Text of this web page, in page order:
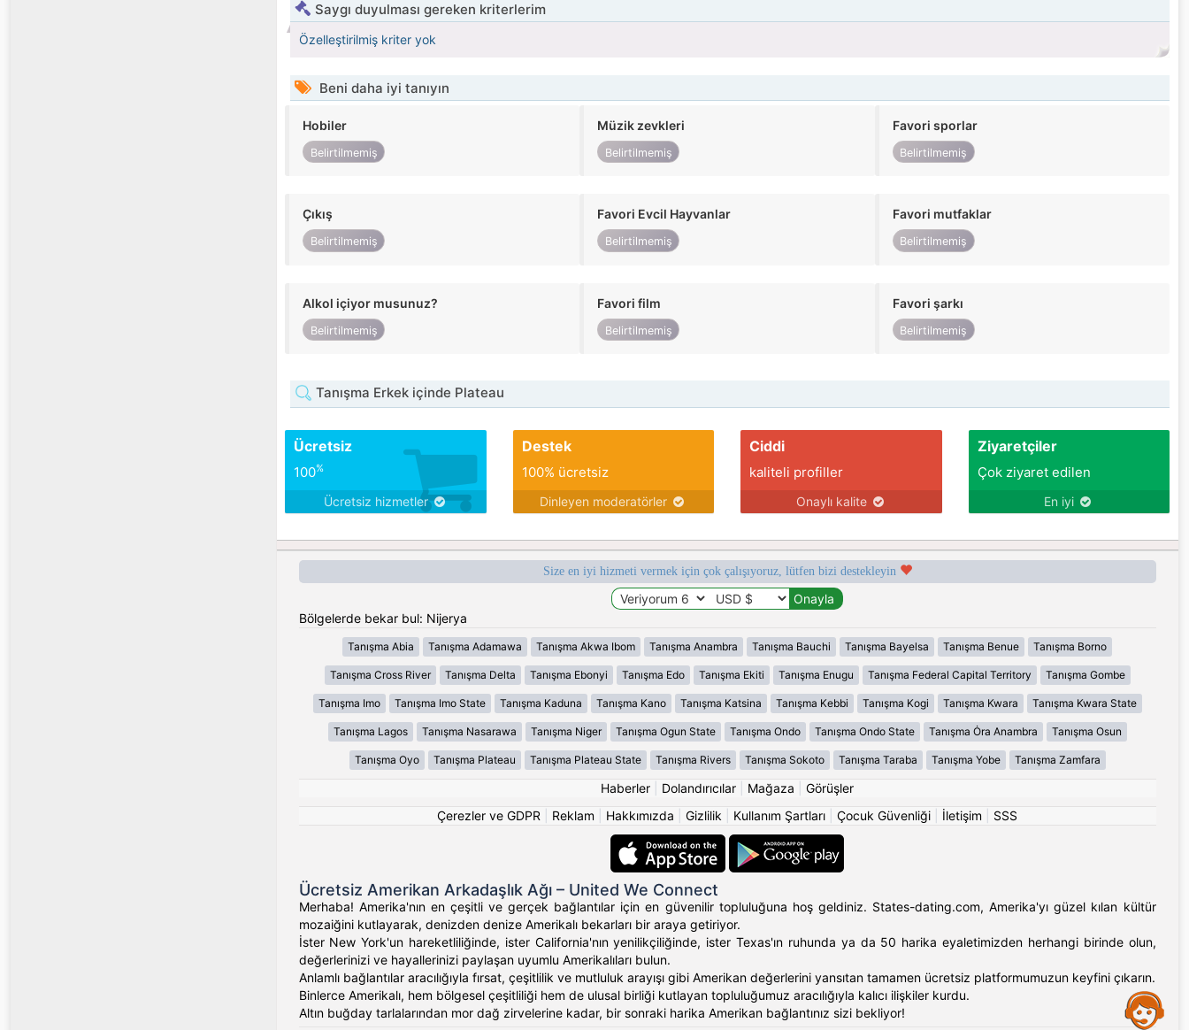
Saygı duyulması gereken kriterlerim
Özelleştirilmiş kriter yok
Beni daha iyi tanıyın
Hobiler
Belirtilmemiş
Müzik zevkleri
Belirtilmemiş
Favori sporlar
Belirtilmemiş
Çıkış
Belirtilmemiş
Favori Evcil Hayvanlar
Belirtilmemiş
Favori mutfaklar
Belirtilmemiş
Alkol içiyor musunuz?
Belirtilmemiş
Favori film
Belirtilmemiş
Favori şarkı
Belirtilmemiş
Tanışma Erkek içinde Plateau
Ücretsiz
100%
Ücretsiz hizmetler
Destek
100% ücretsiz
Dinleyen moderatörler
Ciddi
kaliteli profiller
Onaylı kalite
Ziyaretçiler
Çok ziyaret edilen
En iyi
Size en iyi hizmeti vermek için çok çalışıyoruz, lütfen bizi destekleyin
Bölgelerde bekar bul: Nijerya
Tanışma Abia Tanışma Adamawa Tanışma Akwa Ibom Tanışma Anambra Tanışma Bauchi Tanışma Bayelsa Tanışma Benue Tanışma Borno
Tanışma Cross River Tanışma Delta Tanışma Ebonyi Tanışma Edo Tanışma Ekiti Tanışma Enugu Tanışma Federal Capital Territory Tanışma Gombe
Tanışma Imo Tanışma Imo State Tanışma Kaduna Tanışma Kano Tanışma Katsina Tanışma Kebbi Tanışma Kogi Tanışma Kwara Tanışma Kwara State
Tanışma Lagos Tanışma Nasarawa Tanışma Niger Tanışma Ogun State Tanışma Ondo Tanışma Ondo State Tanışma Ȯra Anambra Tanışma Osun
Tanışma Oyo Tanışma Plateau Tanışma Plateau State Tanışma Rivers Tanışma Sokoto Tanışma Taraba Tanışma Yobe Tanışma Zamfara
Haberler Dolandırıcılar Mağaza
Görüşler
Çerezler ve GDPR
Reklam Hakkımızda Gizlilik Kullanım Şartları Çocuk Güvenliği İletişim SSS
Ücretsiz Amerikan Arkadaşlık Ağı – United We Connect
Merhaba! Amerika'nın en çeşitli ve gerçek bağlantılar için en güvenilir topluluğuna hoş geldiniz. States-dating.com, Amerika'yı güzel kılan kültür
mozaiğini kutlayarak, denizden denize Amerikalı bekarları bir araya getiriyor.
İster New York'un hareketliliğinde, ister California'nın yenilikçiliğinde, ister Texas'ın ruhunda ya da 50 harika eyaletimizden herhangi birinde olun,
değerlerinizi ve hayallerinizi paylaşan uyumlu Amerikalıları bulun.
Anlamlı bağlantılar aracılığıyla fırsat, çeşitlilik ve mutluluk arayışı gibi Amerikan değerlerini yansıtan tamamen ücretsiz platformumuzun keyfini çıkarın.
Binlerce Amerikalı, hem bölgesel çeşitliliği hem de ulusal birliği kutlayan topluluğumuz aracılığıyla kalıcı ilişkiler kurdu.
Altın buğday tarlalarından mor dağ zirvelerine kadar, bir sonraki harika Amerikan bağlantınız sizi bekliyor!
Assistance